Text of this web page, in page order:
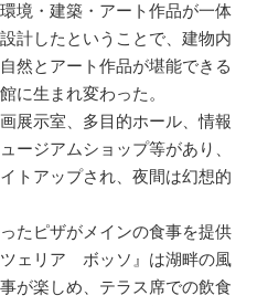
境・建築・アート作品が一体
計したということで、建物内
然とアート作品が堪能できる
に生まれ変わった。
展示室、多目的ホール、情報
ージアムショップ等があり、
トアップされ、夜間は幻想的
たピザがメインの食事を提供
ェリア ボッソ』は湖畔の風
が楽しめ、テラス席での飲食